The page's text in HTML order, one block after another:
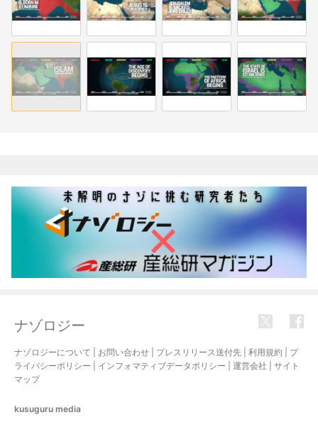
ナゾロジー
ナゾロジーについて お問い合わせ プレスリリース送付先 利用規約
プ
ライバシーポリシー
インフォマティブデータポリシー 運営会社
サイト
マップ
kusuguru media